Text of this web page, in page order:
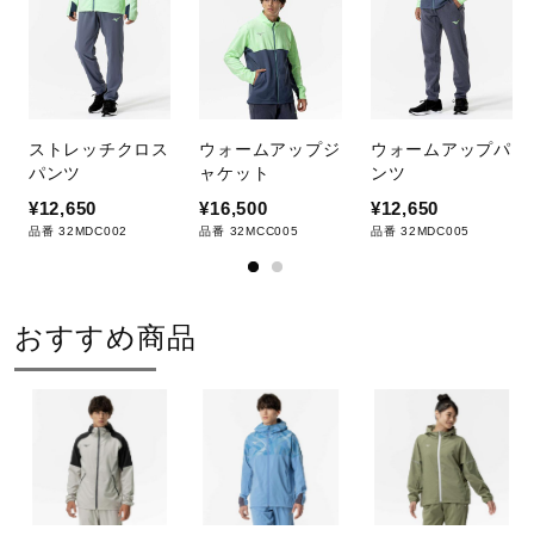
中国製
サステナビリティ
材料：この商品には、リサイクルポリエステル繊維が50％
以上使用されています。
2025年春夏
ストレッチクロス
パンツ
¥12,650
品番 32MDC002
ウォームアップジ
ャケット
¥16,500
品番 32MCC005
ウォームアップパ
ンツ
¥12,650
品番 32MDC005
おすすめ商品